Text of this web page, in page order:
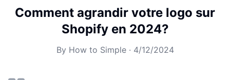
Comment agrandir votre logo sur
Shopify en 2024?
By How to Simple· 4/12/2024